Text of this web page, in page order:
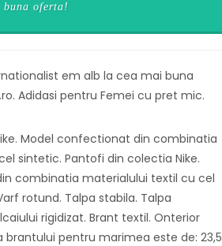
buna oferta!
em alb la cea mai buna
Adidasi pentru Femei cu pret mic.
Model confectionat din combinatia
sintetic. Pantofi din colectia Nike.
combinatia materialului textil cu cel
rotund. Talpa stabila. Talpa
rigidizat. Brant textil. Onterior
brantului pentru marimea este de: 23,5